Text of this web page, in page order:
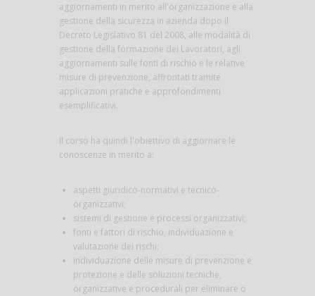
aggiornamenti in merito all'organizzazione e alla
gestione della sicurezza in azienda dopo il
Decreto Legislativo 81 del 2008, alle modalità di
gestione della formazione dei Lavoratori, agli
aggiornamenti sulle fonti di rischio e le relative
misure di prevenzione, affrontati tramite
applicazioni pratiche e approfondimenti
esemplificativi.
Il corso ha quindi l'obiettivo di aggiornare le
conoscenze in merito a:
aspetti giuridico-normativi e tecnico-
organizzativi;
sistemi di gestione e processi organizzativi;
fonti e fattori di rischio, individuazione e
valutazione dei rischi;
individuazione delle misure di prevenzione e
protezione e delle soluzioni tecniche,
organizzative e procedurali per eliminare o